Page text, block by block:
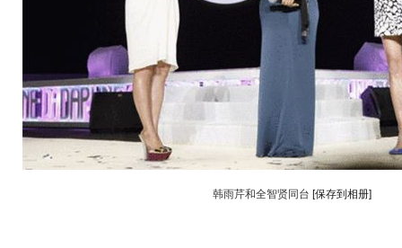
韩雨芹和全智贤同台 [保存到相册]